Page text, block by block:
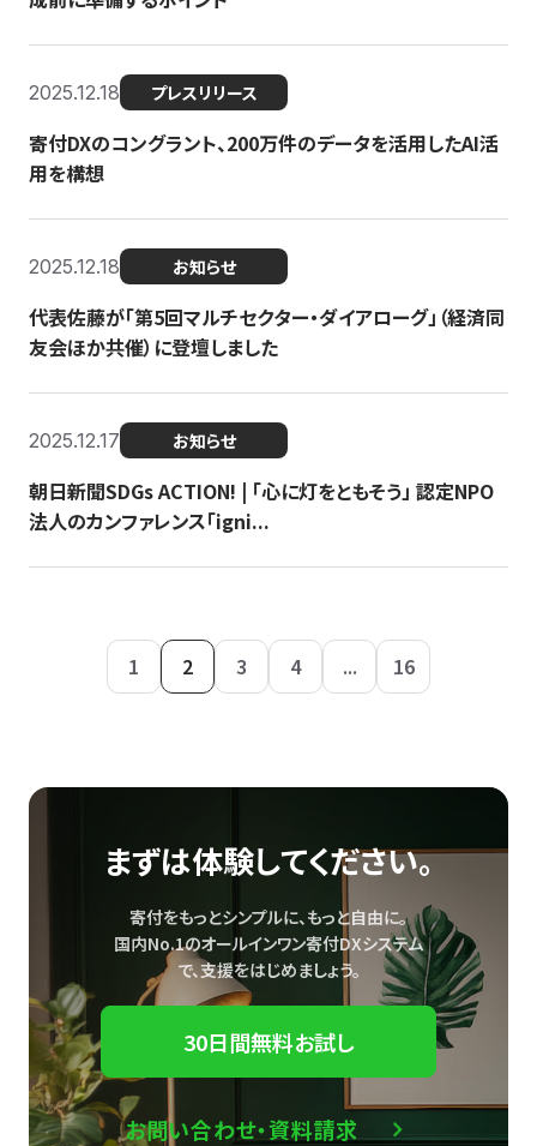
2025.12.18 プレスリリース
寄付DXのコングラント、200万件のデータを活用したAI活
用を構想
2025.12.18 お知らせ
代表佐藤が「第5回マルチセクター・ダイアローグ」（経済同
友会ほか共催）に登壇しました
2025.12.17 お知らせ
朝日新聞SDGs ACTION! | 「心に灯をともそう」 認定NPO
法人のカンファレンス「igni...
1 2 3 4 ... 16
まずは体験してください。
寄付をもっとシンプルに、もっと自由に。
国内No.1のオールインワン寄付DXシステム
で、支援をはじめましょう。
30日間無料お試し
お問い合わせ・資料請求